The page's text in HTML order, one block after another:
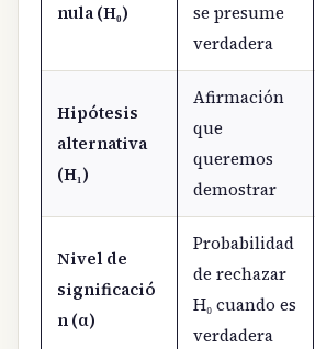
nula (H₀)
se presume
verdadera
Hipótesis
alternativa
(H₁)
Afirmación
que
queremos
demostrar
Nivel de
significació
n (α)
Probabilidad
de rechazar
H₀ cuando es
verdadera